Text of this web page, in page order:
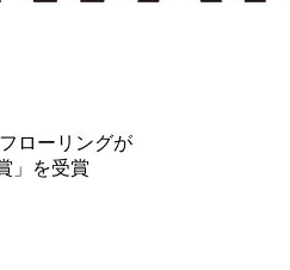
ローリングが
」を受賞